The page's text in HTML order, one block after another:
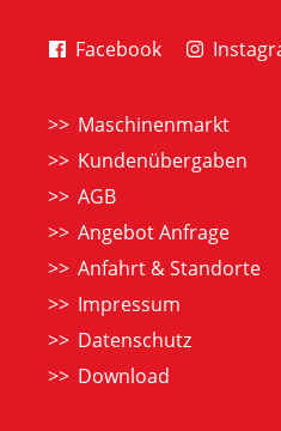
Facebook
Maschinenmarkt
Kundenübergaben
AGB
Angebot Anfrage
Anfahrt & Standorte
Impressum
Datenschutz
Download